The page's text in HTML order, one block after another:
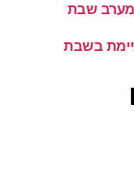
מערב שבת
בשבת